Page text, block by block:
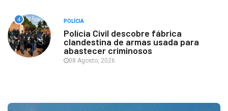
4 POLÍCIA
Polícia Civil descobre fábrica
clandestina de armas usada para
abastecer criminosos
08 Agosto, 2026